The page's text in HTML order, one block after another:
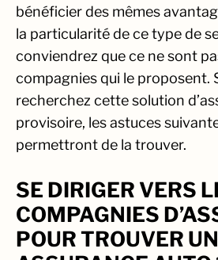
bénéficier des mêmes
la particularité de ce type de
conviendrez que ce ne sont
compagnies qui le proposent.
recherchez cette solution
provisoire, les astuces
permettront de la trouver.
SE DIRIGER VERS
COMPAGNIES
POUR TROUVER